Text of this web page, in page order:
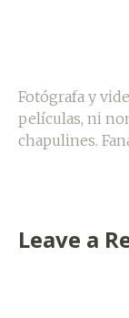
Fotógrafa y
películas, ni
chapulines.
Leave a